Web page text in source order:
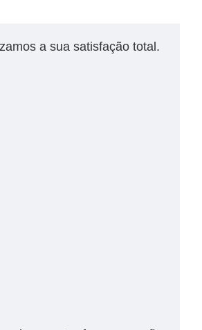
a sua satisfação total.